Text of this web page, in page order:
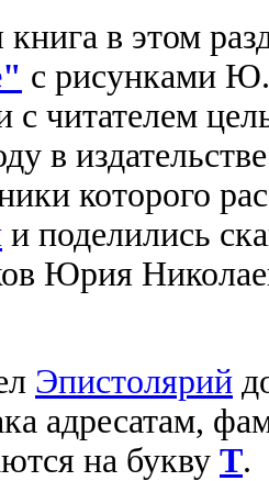
книга в этом
с рисунками Ю.
с читателем
в
которого
и поделились
Юрия
Эпистолярий
адресатам,
на букву Т.